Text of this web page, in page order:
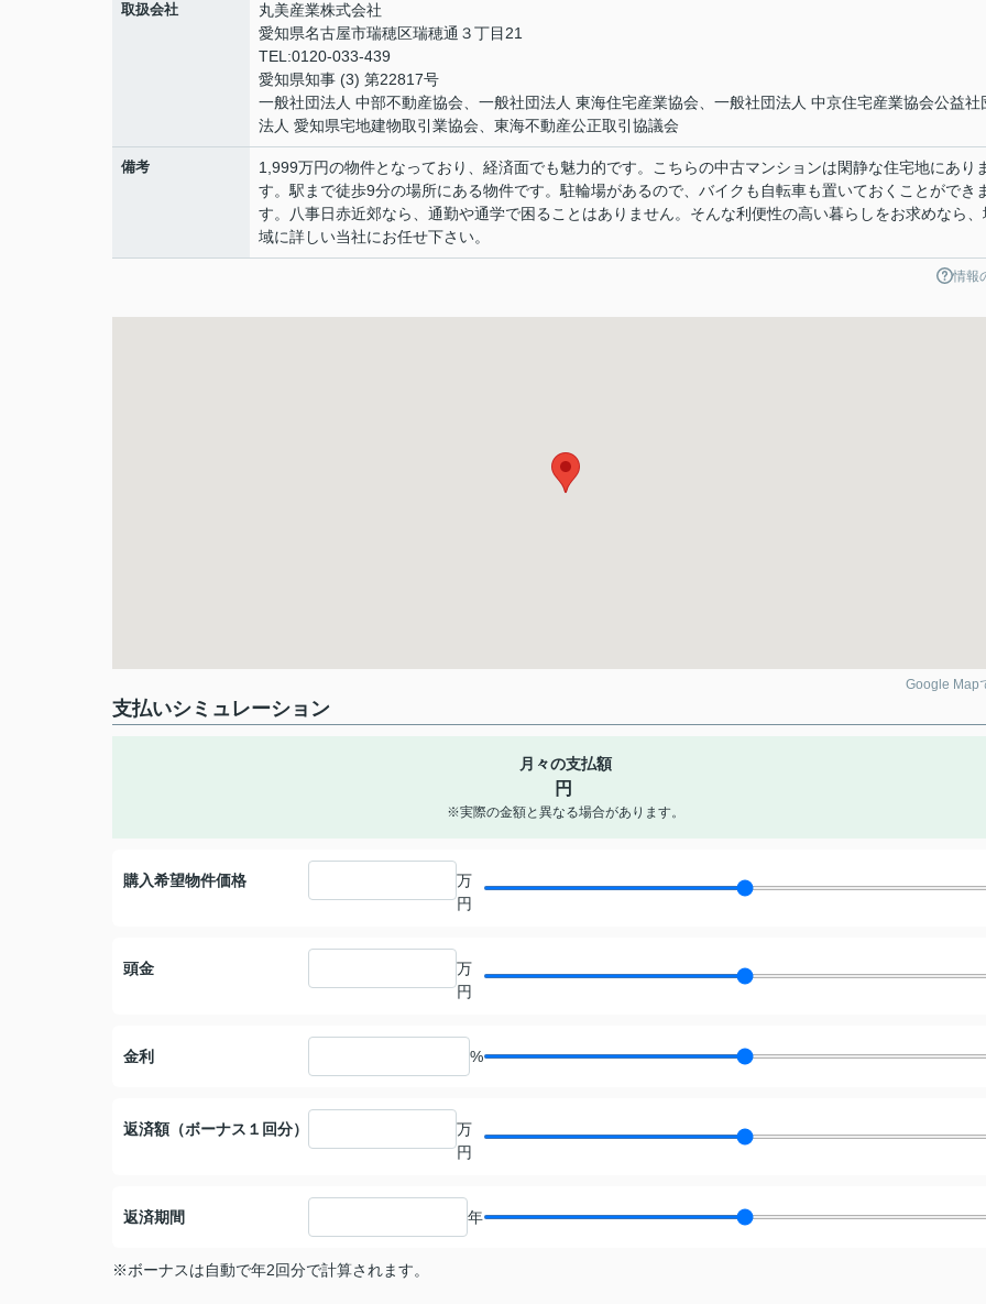
取扱会社
丸美産業株式会社
愛知県名古屋市瑞穂区瑞穂通３丁目21
TEL:0120-033-439
愛知県知事 (3) 第22817号
一般社団法人 中部不動産協会、一般社団法人 東海住宅産業協会、一般社団法人 中京住宅産業協会公益社
法人 愛知県宅地建物取引業協会、東海不動産公正取引協議会
備考
1,999万円の物件となっており、経済面でも魅力的です。こちらの中古マンションは閑静な住宅地にあり
す。駅まで徒歩9分の場所にある物件です。駐輪場があるので、バイクも自転車も置いておくことができ
す。八事日赤近郊なら、通勤や通学で困ることはありません。そんな利便性の高い暮らしをお求めなら、
域に詳しい当社にお任せ下さい。
情報
Google Map
支払いシミュレーション
月々の支払額
円
※実際の金額と異なる場合があります。
購入希望物件価格
万
円
頭金
万
円
金利 %
返済額（ボーナス１回分）
万
円
返済期間 年
※ボーナスは自動で年2回分で計算されます。